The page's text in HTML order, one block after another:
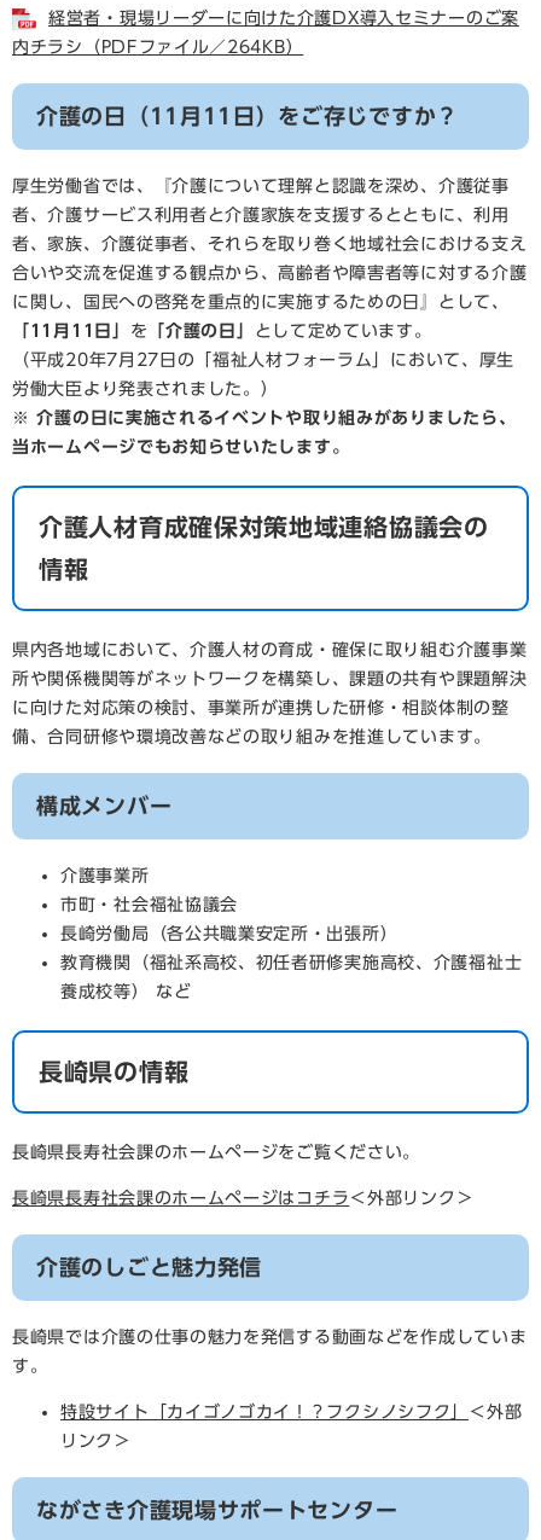
経営者・現場リーダーに向けた介護DX導入セミナーのご案
内チラシ（PDFファイル／264KB）
介護の日（11月11日）をご存じですか？
厚生労働省では、『介護について理解と認識を深め、介護従事
者、介護サービス利用者と介護家族を支援するとともに、利用
者、家族、介護従事者、それらを取り巻く地域社会における支え
合いや交流を促進する観点から、高齢者や障害者等に対する介護
に関し、国民への啓発を重点的に実施するための日』として、
「11月11日」 を 「介護の日」
として定めています。
（平成20年7月27日の「福祉人材フォーラム」において、厚生
労働大臣より発表されました。）
※ 介護の日に実施されるイベントや取り組みがありましたら、
当ホームページでもお知らせいたします。
介護人材育成確保対策地域連絡協議会の
情報
県内各地域において、介護人材の育成・確保に取り組む介護事業
所や関係機関等がネットワークを構築し、課題の共有や課題解決
に向けた対応策の検討、事業所が連携した研修・相談体制の整
備、合同研修や環境改善などの取り組みを推進しています。
構成メンバー
介護事業所
市町・社会福祉協議会
長崎労働局（各公共職業安定所・出張所）
教育機関（福祉系高校、初任者研修実施高校、介護福祉士
養成校等） など
長崎県の情報
長崎県長寿社会課のホームページをご覧ください。
長崎県長寿社会課のホームページはコチラ ＜外部リンク＞
介護のしごと魅力発信
長崎県では介護の仕事の魅力を発信する動画などを作成していま
す。
特設サイト「カイゴノゴカイ！？フクシノシフク」
＜外部
リンク＞
ながさき介護現場サポートセンター